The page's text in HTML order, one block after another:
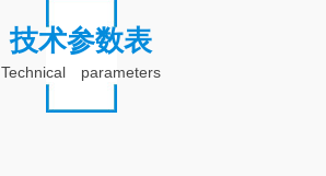
技术参数表
Technical parameters